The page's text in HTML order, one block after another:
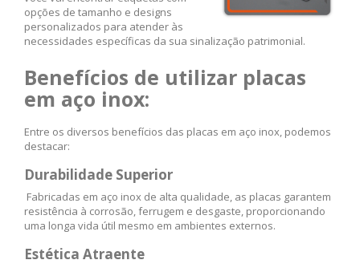
opções de tamanho e designs
personalizados para atender às
necessidades específicas da sua sinalização patrimonial.
Benefícios de utilizar placas
em aço inox:
Entre os diversos benefícios das placas em aço inox, podemos
destacar:
Durabilidade Superior
Fabricadas em aço inox de alta qualidade, as placas garantem
resistência à corrosão, ferrugem e desgaste, proporcionando
uma longa vida útil mesmo em ambientes externos.
Estética Atraente